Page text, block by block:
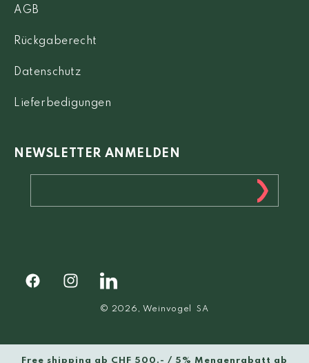
Free shipping ab CHF 500.- / 5% Mengenrabatt ab
AGB
Rückgaberecht
Datenschutz
Lieferbedigungen
NEWSLETTER ANMELDEN
FacebookInstagramFacebook
© 2026, Weinvogel SA